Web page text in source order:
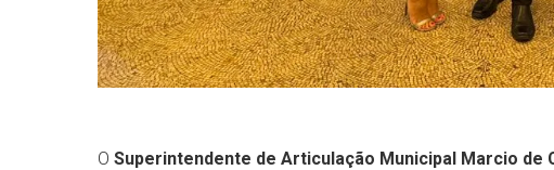
O Superintendente de Articulação Municipal Marcio de